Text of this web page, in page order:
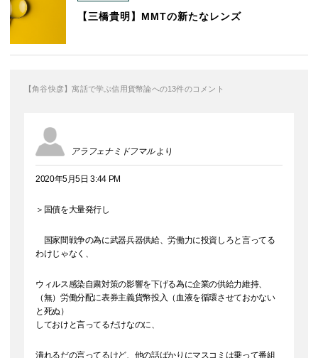
【三橋貴明】MMTの新たなレンズ
【角谷快彦】寓話で学ぶ信用貨幣論への13件のコメント
アラフェナミドフマル より
2020年5月5日 3:44 PM
＞国債を大量発行し
国家間戦争の為に武器兵器供給、労働力に投資しろと言ってる
わけじゃなく、
ウィルス感染自粛対策の影響を下げる為に企業の供給力維持、
（無）労働分配に表券主義貨幣投入（血液を循環させておかない
と死ぬ）
しておけと言ってるだけなのに、
潰れるだの言ってるけど、他の話ばかりにマスコミは乗って番組